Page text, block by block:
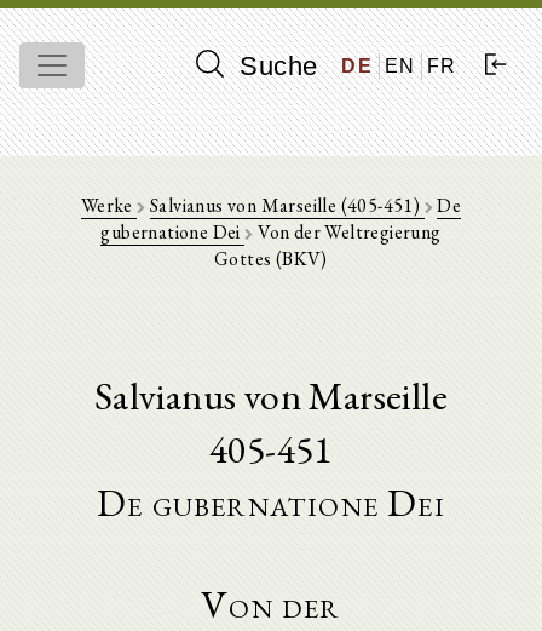
Suche DE EN FR
Werke Salvianus von Marseille (405-451)
De
gubernatione Dei Von der Weltregierung
Gottes (BKV)
Salvianus von Marseille
405-451
De gubernatione Dei
Von der